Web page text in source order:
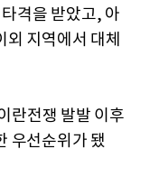
격을 받았고, 아
지역에서 대체
란전쟁 발발 이후
우선순위가 됐